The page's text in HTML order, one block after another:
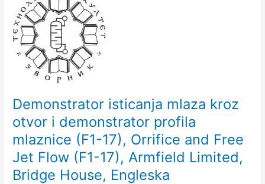
Demonstrator isticanja mlaza kroz
otvor i demonstrator profila
mlaznice (F1-17), Orrifice and Free
Jet Flow (F1-17), Armfield Limited,
Bridge House, Engleska
isticanja
mlaza
kroz
otvor
demonstrator
mlaznice
(F1-
17),
Orrifice
and
Free
Jet